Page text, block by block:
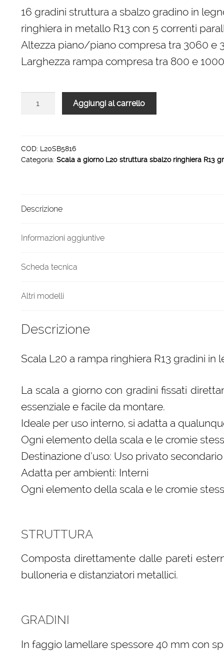
originale
era:
3.872,00 €.
attuale
è:
2.614,00 €.
16 gradini struttura a sbalzo gradino in
ringhiera in metallo R13 con 5 correnti
Altezza piano/piano compresa tra 3060 e
Larghezza rampa compresa tra 800 e
sbalzo
ringhiera
1000
quantità
Aggiungi al carrello
COD: L20SB5816
Categoria: Scala a giorno L20 struttura sbalzo ringhiera R13
Descrizione
Informazioni aggiuntive
Scheda tecnica
Altri modelli
Descrizione
Scala L20 a rampa ringhiera R13 gradini in
La scala a giorno con gradini fissati
essenziale e facile da montare.
Ideale per uso interno, si adatta a
Ogni elemento della scala e le cromie
Destinazione d’uso: Uso privato secondario
Adatta per ambienti: Interni
Ogni elemento della scala e le cromie
STRUTTURA
Composta direttamente dalle pareti
bulloneria e distanziatori metallici.
GRADINI
In faggio lamellare spessore 40 mm con